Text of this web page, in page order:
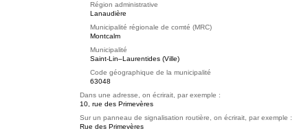
Région administrative
Lanaudière
Municipalité régionale de comté (MRC)
Montcalm
Municipalité
Saint-Lin–Laurentides (Ville)
Code géographique de la municipalité
63048
Dans une adresse, on écrirait, par exemple :
10, rue des Primevères
Sur un panneau de signalisation routière, on écrirait, par exemple :
Rue des Primevères